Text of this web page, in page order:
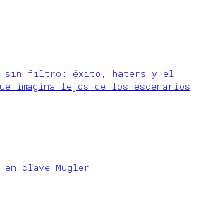
sin filtro: éxito, haters y el
imagina lejos de los escenarios
clave Mugler